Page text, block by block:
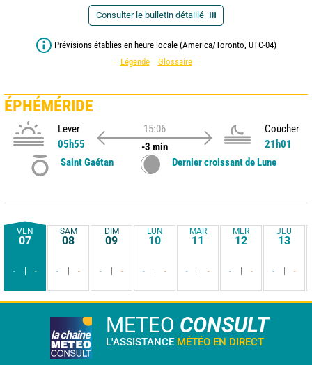
Consulter le bulletin détaillé
Prévisions établies en heure locale (America/Toronto, UTC-04)
Légende
Glossaire
ÉPHÉMÉRIDE
Lever
05h55
15:06
-3 min
Coucher
21h01
Saint Gaétan
Dernier croissant de Lune
VEN
07
- -
SAM
08
- -
DIM
09
- -
LUN
10
- -
MAR
11
- -
MER
12
- -
JEU
13
- -
METEO CONSULT
L'ASSISTANCE MÉTÉO EN DIRECT